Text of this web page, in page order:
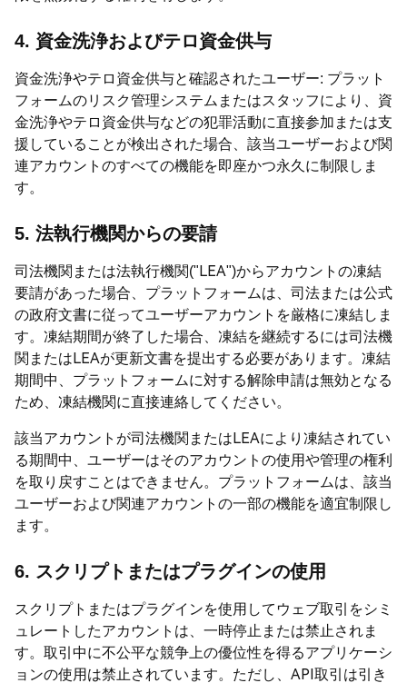
4. 資金洗浄およびテロ資金供与
資金洗浄やテロ資金供与と確認されたユーザー: プラット
フォームのリスク管理システムまたはスタッフにより、資
金洗浄やテロ資金供与などの犯罪活動に直接参加または支
援していることが検出された場合、該当ユーザーおよび関
連アカウントのすべての機能を即座かつ永久に制限しま
す。
5. 法執行機関からの要請
司法機関または法執行機関("LEA")からアカウントの凍結
要請があった場合、プラットフォームは、司法または公式
の政府文書に従ってユーザーアカウントを厳格に凍結しま
す。凍結期間が終了した場合、凍結を継続するには司法機
関またはLEAが更新文書を提出する必要があります。凍結
期間中、プラットフォームに対する解除申請は無効となる
ため、凍結機関に直接連絡してください。
該当アカウントが司法機関またはLEAにより凍結されてい
る期間中、ユーザーはそのアカウントの使用や管理の権利
を取り戻すことはできません。プラットフォームは、該当
ユーザーおよび関連アカウントの一部の機能を適宜制限し
ます。
6. スクリプトまたはプラグインの使用
スクリプトまたはプラグインを使用してウェブ取引をシミ
ュレートしたアカウントは、一時停止または禁止されま
す。取引中に不公平な競争上の優位性を得るアプリケーシ
ョンの使用は禁止されています。ただし、API取引は引き